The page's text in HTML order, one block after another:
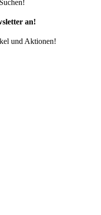
an!
und Aktionen!